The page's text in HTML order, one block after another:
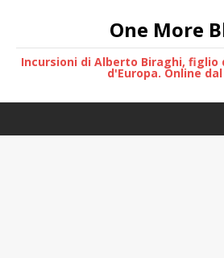
One More
Incursioni di Alberto Biraghi, figlio
d'Europa. Online dal